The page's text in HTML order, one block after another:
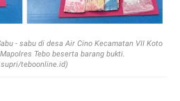
- sabu di desa Air Cino Kecamatan VII Koto
Tebo beserta barang bukti.
teboonline.id)